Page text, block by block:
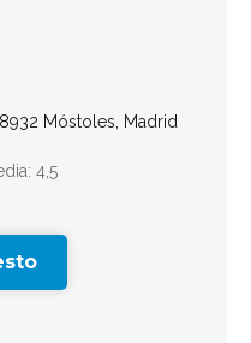
Móstoles, Madrid
4,5